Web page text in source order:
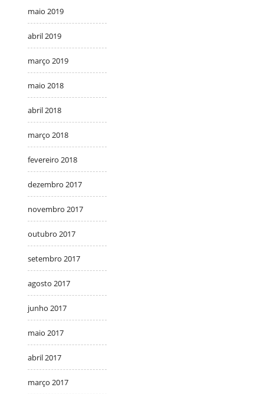
maio 2019
abril 2019
março 2019
maio 2018
abril 2018
março 2018
fevereiro 2018
dezembro 2017
novembro 2017
outubro 2017
setembro 2017
agosto 2017
junho 2017
maio 2017
abril 2017
março 2017